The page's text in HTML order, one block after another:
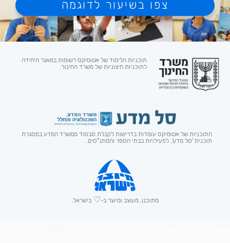
צפו בשיעור לדוגמה
מתוכנן, מעוצב ומיוצר ב-♡בישראל.
התוכניות של אטומיקס עומדות בדרישות לקבלת סבסוד ממשרד המדע במסגרת
תוכנית 'סל מדע', לפעילויות בבתי הספר והמתנ"סים.
תוכניות הלימוד של אטומיקס רשומות במאגר היחידה
לתוכניות חיצוניות של משרד החינוך.